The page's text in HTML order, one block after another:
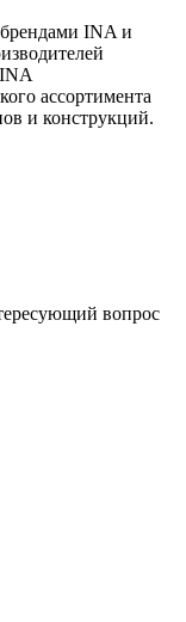
INA и
ассортимента
и конструкций.
вопрос